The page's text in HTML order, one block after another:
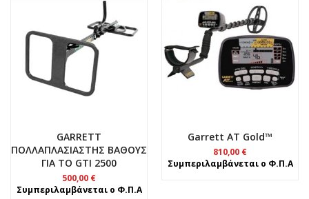
GARRETT
ΠΟΛΛΑΠΛΑΣΙΑΣΤΗΣ ΒΑΘΟΥΣ
ΓΙΑ ΤΟ GTI 2500
500,00 €
Συμπεριλαμβάνεται ο Φ.Π.Α
Garrett AT Gold™
810,00 €
Συμπεριλαμβάνεται ο Φ.Π.Α